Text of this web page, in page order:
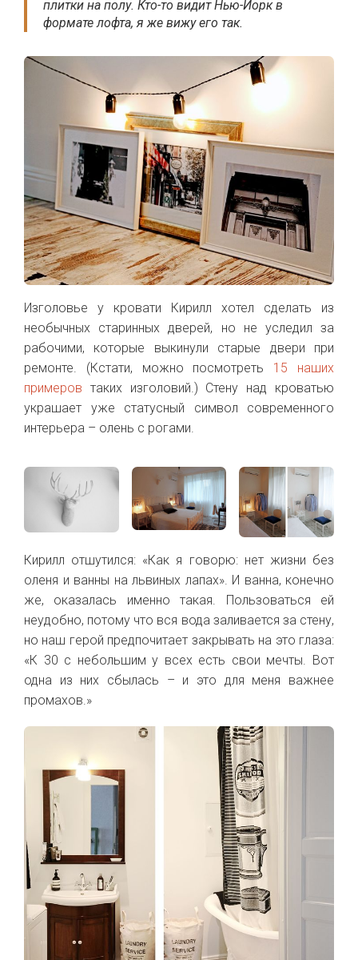
плитки на полу. Кто-то видит Нью-Йорк в
формате лофта, я же вижу его так.
Изголовье у кровати Кирилл хотел сделать из
необычных старинных дверей, но не уследил за
рабочими, которые выкинули старые двери при
ремонте. (Кстати, можно посмотреть 15 наших
примеров таких изголовий.) Стену над кроватью
украшает уже статусный символ современного
интерьера – олень с рогами.
Кирилл отшутился: «Как я говорю: нет жизни без
оленя и ванны на львиных лапах». И ванна, конечно
же, оказалась именно такая. Пользоваться ей
неудобно, потому что вся вода заливается за стену,
но наш герой предпочитает закрывать на это глаза:
«К 30 с небольшим у всех есть свои мечты. Вот
одна из них сбылась – и это для меня важнее
промахов.»